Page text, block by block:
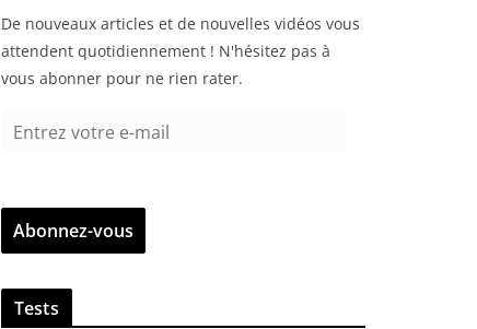
De nouveaux articles et de nouvelles vidéos vous
attendent quotidiennement ! N'hésitez pas à
vous abonner pour ne rien rater.
r
z
v
Abonnez-vous
Tests